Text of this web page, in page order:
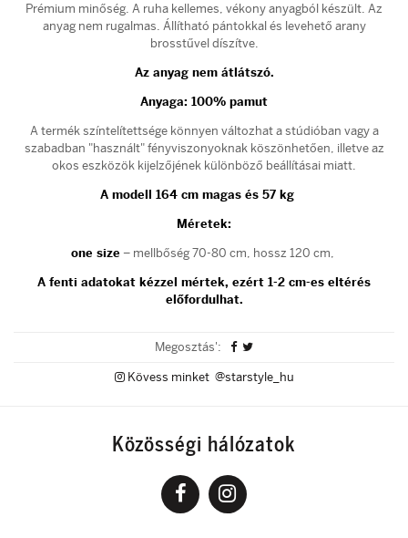
Prémium minőség. A ruha kellemes, vékony anyagból készült. Az
anyag nem rugalmas. Állítható pántokkal és levehető arany
brosstűvel díszítve.
Az anyag nem átlátszó.
Anyaga: 100% pamut
A termék színtelítettsége könnyen változhat a stúdióban vagy a
szabadban "használt" fényviszonyoknak köszönhetően, illetve az
okos eszközök kijelzőjének különböző beállításai miatt.
A modell 164 cm magas és 57 kg
Méretek:
one size – mellbőség 70-80 cm, hossz 120 cm,
A fenti adatokat kézzel mértek, ezért 1-2 cm-es eltérés
előfordulhat.
Megosztás':
Kövess minket @starstyle_hu
Közösségi hálózatok